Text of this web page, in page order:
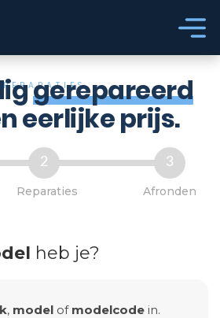
REPARATIES
gerepareerd
eerlijke prijs.
2
Reparaties
3
Afronden
heb je?
, model of modelcode in.